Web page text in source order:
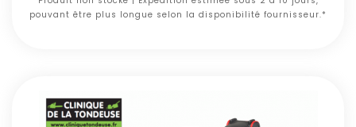
pouvant être plus longue selon la disponibilité fournisseur.*